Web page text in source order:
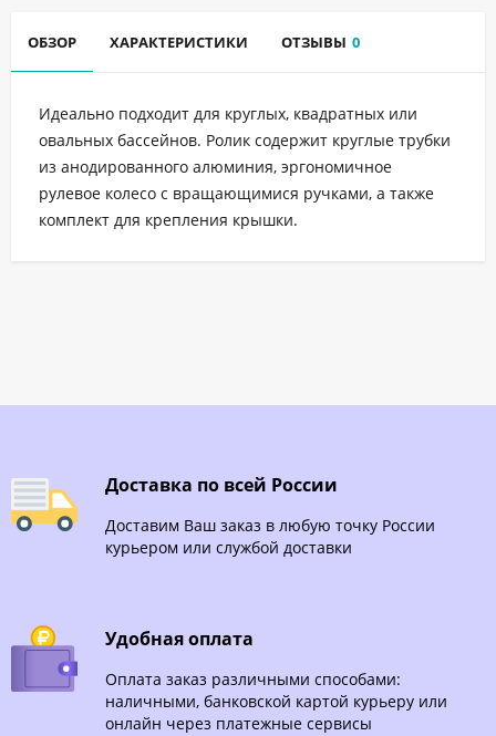
ОБЗОР ХАРАКТЕРИСТИКИ ОТЗЫВЫ 0
Идеально подходит для круглых, квадратных или
овальных бассейнов. Ролик содержит круглые трубки
из анодированного алюминия, эргономичное
рулевое колесо с вращающимися ручками, а также
комплект для крепления крышки.
Доставка по всей России
Доставим Ваш заказ в любую точку России
курьером или службой доставки
Удобная оплата
Оплата заказ различными способами:
наличными, банковской картой курьеру или
онлайн через платежные сервисы